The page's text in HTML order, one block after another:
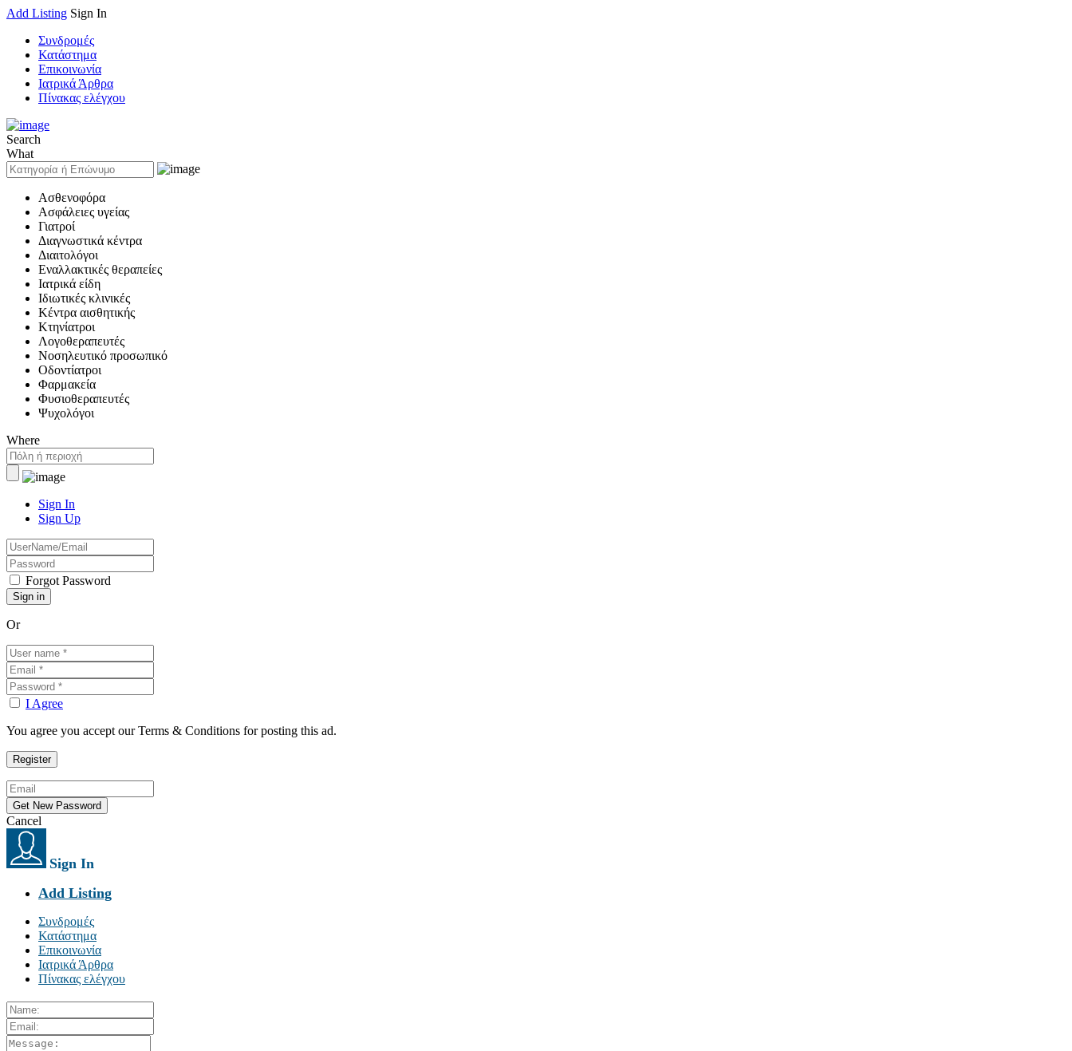
Add Listing Sign In
Συνδρομές
Κατάστημα
Επικοινωνία
Ιατρικά Άρθρα
Πίνακας ελέγχου
Search
What
Ασθενοφόρα
Ασφάλειες υγείας
Γιατροί
Διαγνωστικά κέντρα
Διαιτολόγοι
Εναλλακτικές θεραπείες
Ιατρικά είδη
Ιδιωτικές κλινικές
Κέντρα αισθητικής
Κτηνίατροι
Λογοθεραπευτές
Νοσηλευτικό προσωπικό
Οδοντίατροι
Φαρμακεία
Φυσιοθεραπευτές
Ψυχολόγοι
Where
Sign In
Sign Up
Forgot Password
Or
I Agree
You agree you accept our Terms & Conditions for posting this ad.
Cancel
Sign In
Add Listing
Συνδρομές
Κατάστημα
Επικοινωνία
Ιατρικά Άρθρα
Πίνακας ελέγχου